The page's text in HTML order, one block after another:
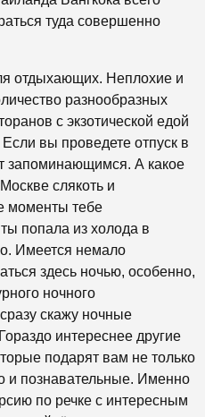
туда совершенно
отдыхающих. Неплохие и
разнообразных
с экзотической едой
вы проведете отпуск в
запоминающимся. А какое
слякоть и
моменты тебе
попала из холода в
Имеется немало
здесь ночью, особенно,
ночного
скажу ночные
интереснее другие
подарят вам не только
и познавательные. Именно
по речке с интересным